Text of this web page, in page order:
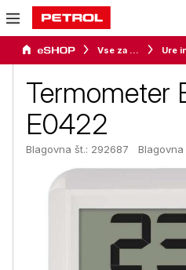
Vse za dom
Termometer
E0422
Blagovna št.: 292687 Blagovna